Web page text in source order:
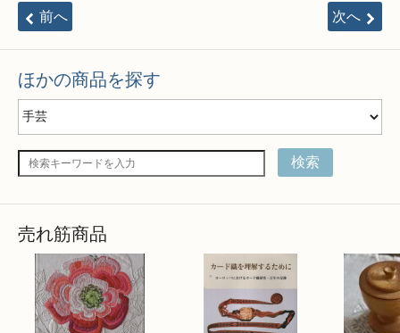
前へ 次へ
ほかの商品を探す
検索
売れ筋商品